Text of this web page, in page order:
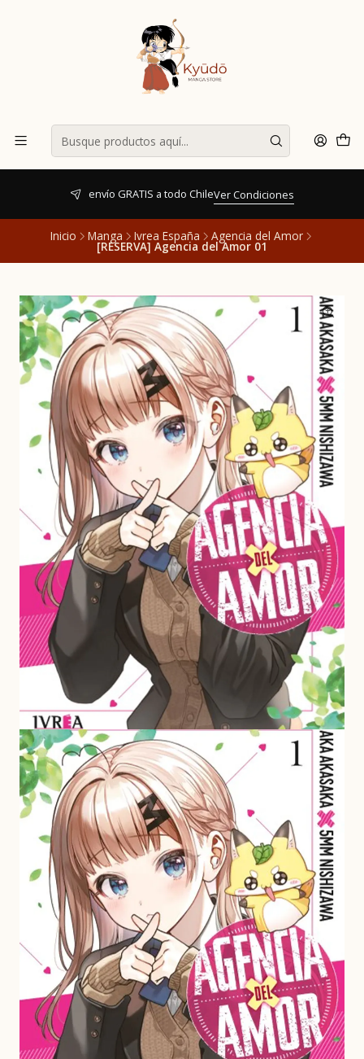
envío GRATIS a todo ChileVer Condiciones
Inicio Manga Ivrea España Agencia del Amor
[RESERVA] Agencia del Amor 01